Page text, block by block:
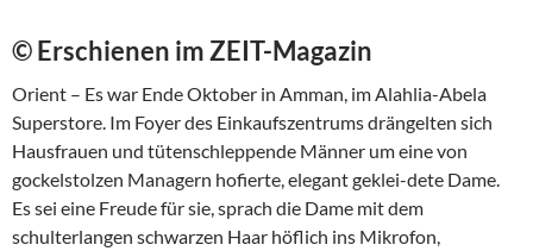
© Erschienen im ZEIT-Magazin
Orient – Es war Ende Oktober in Amman, im Alahlia-Abela
Superstore. Im Foyer des Einkaufszentrums drängelten sich
Hausfrauen und tütenschleppende Männer um eine von
gockelstolzen Managern hofierte, elegant geklei-dete Dame.
Es sei eine Freude für sie, sprach die Dame mit dem
schulterlangen schwarzen Haar höflich ins Mikrofon,